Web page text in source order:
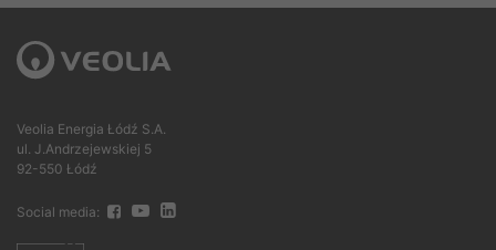
Veolia Energia Łódź S.A.
ul. J.Andrzejewskiej 5
92-550 Łódź
Social media: